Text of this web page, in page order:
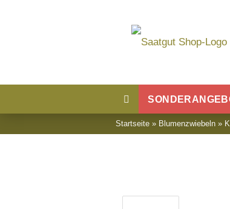
Blumensaatgut
Startseite » Blumenzwiebeln »